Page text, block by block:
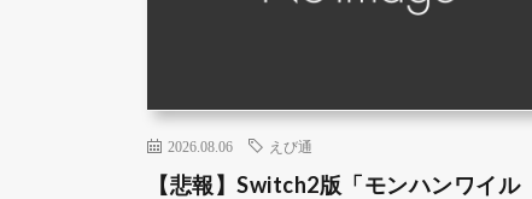
2026.08.06 えび通
【悲報】Switch2版「モンハンワイル